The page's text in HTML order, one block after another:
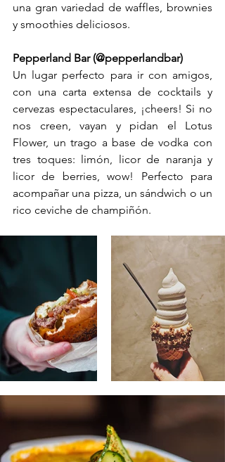
una gran variedad de waffles, brownies
y smoothies deliciosos.
Pepperland Bar (@pepperlandbar)
Un lugar perfecto para ir con amigos,
con una carta extensa de cocktails y
cervezas espectaculares, ¡cheers! Si no
nos creen, vayan y pidan el Lotus
Flower, un trago a base de vodka con
tres toques: limón, licor de naranja y
licor de berries, wow! Perfecto para
acompañar una pizza, un sándwich o un
rico ceviche de champiñón.